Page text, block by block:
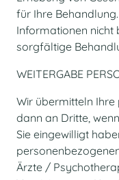
für Ihre
Informationen nicht
sorgfältige
WEITERGABE
Wir übermitteln
dann an Dritte,
Sie eingewilligt
Ärzte /